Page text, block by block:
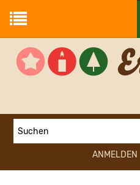
ANMELDEN